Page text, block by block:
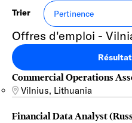
Trier
Offres d'emploi -
Commercial Operations
Vilnius, Lithuania
Financial Data Analyst